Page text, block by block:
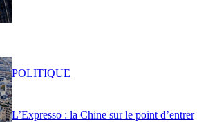
L’Expresso : la Chine sur le point d’entrer
POLITIQUE